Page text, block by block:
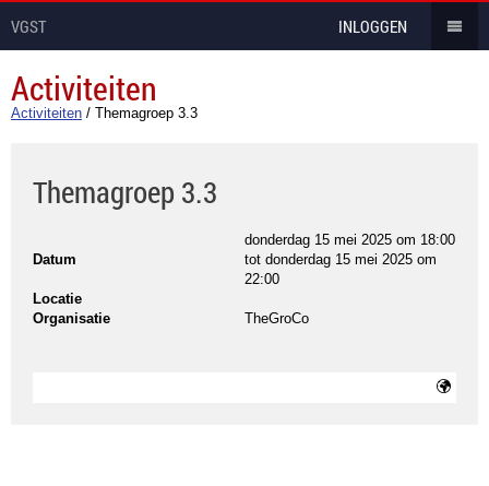
VGST INLOGGEN
Activiteiten
Activiteiten / Themagroep 3.3
Themagroep 3.3
Datum
donderdag 15 mei 2025 om 18:00
tot donderdag 15 mei 2025 om
22:00
Locatie
Organisatie
TheGroCo